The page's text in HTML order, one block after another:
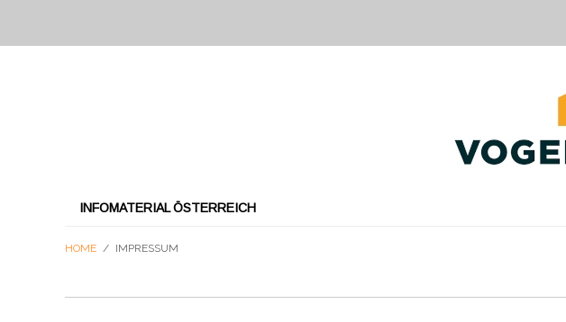
INFOMATERIAL ÖSTERREICH
HOME / IMPRESSUM